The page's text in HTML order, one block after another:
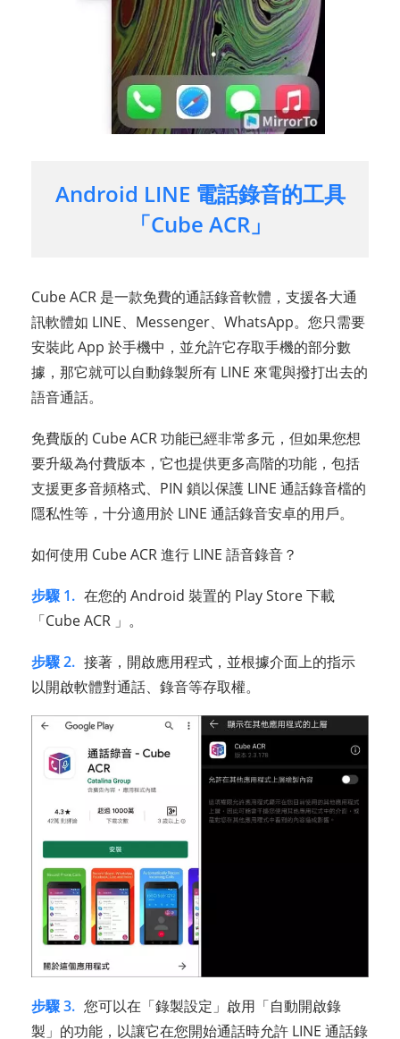
Android LINE 電話錄音的工具
「Cube ACR」
Cube ACR 是一款免費的通話錄音軟體，支援各大通
訊軟體如 LINE、Messenger、WhatsApp。您只需要
安裝此 App 於手機中，並允許它存取手機的部分數
據，那它就可以自動錄製所有 LINE 來電與撥打出去的
語音通話。
免費版的 Cube ACR 功能已經非常多元，但如果您想
要升級為付費版本，它也提供更多高階的功能，包括
支援更多音頻格式、PIN 鎖以保護 LINE 通話錄音檔的
隱私性等，十分適用於 LINE 通話錄音安卓的用戶。
如何使用 Cube ACR 進行 LINE 語音錄音？
步驟 1. 在您的 Android 裝置的 Play Store 下載
「Cube ACR 」。
步驟 2. 接著，開啟應用程式，並根據介面上的指示
以開啟軟體對通話、錄音等存取權。
步驟 3. 您可以在「錄製設定」啟用「自動開啟錄
製」的功能，以讓它在您開始通話時允許 LINE 通話錄